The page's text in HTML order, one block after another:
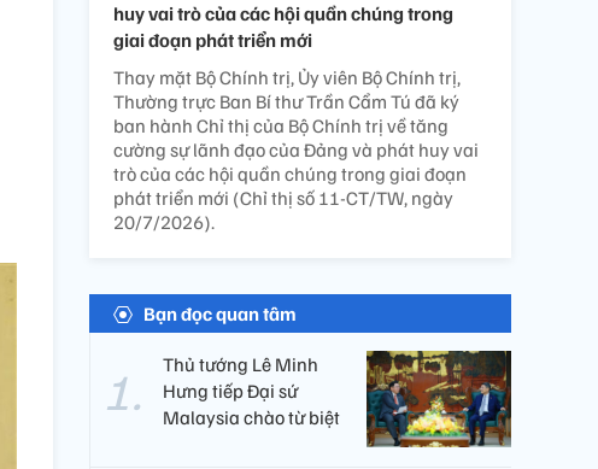
huy vai trò của các hội quần chúng trong
giai đoạn phát triển mới
Thay mặt Bộ Chính trị, Ủy viên Bộ Chính trị,
Thường trực Ban Bí thư Trần Cẩm Tú đã ký
ban hành Chỉ thị của Bộ Chính trị về tăng
cường sự lãnh đạo của Đảng và phát huy vai
trò của các hội quần chúng trong giai đoạn
phát triển mới (Chỉ thị số 11-CT/TW, ngày
20/7/2026).
Bạn đọc quan tâm
Thủ tướng Lê Minh
Hưng tiếp Đại sứ
Malaysia chào từ biệt